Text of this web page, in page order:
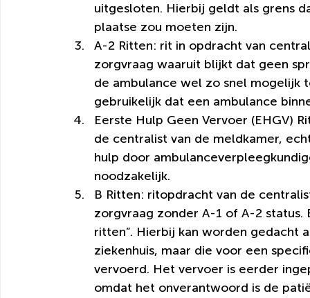
uitgesloten. Hierbij geldt als grens
plaatse zou moeten zijn.
A-2 Ritten: rit in opdracht van
zorgvraag waaruit blijkt dat geen
de ambulance wel zo snel
gebruikelijk dat een ambulance
Eerste Hulp Geen Vervoer (EHGV)
de centralist van de meldkamer,
hulp door
noodzakelijk.
B Ritten: ritopdracht van de
zorgvraag zonder A-1 of A-2
ritten”. Hierbij kan worden gedacht
ziekenhuis, maar die voor een
vervoerd. Het vervoer is eerder
omdat het onverantwoord is de